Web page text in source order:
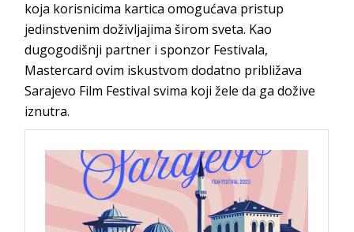
koja korisnicima kartica omogućava pristup
jedinstvenim doživljajima širom sveta. Kao
dugogodišnji partner i sponzor Festivala,
Mastercard ovim iskustvom dodatno približava
Sarajevo Film Festival svima koji žele da ga dožive
iznutra.